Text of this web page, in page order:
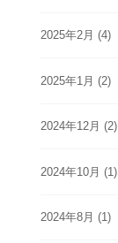
2025年2月 (4)
2025年1月 (2)
2024年12月 (2)
2024年10月 (1)
2024年8月 (1)